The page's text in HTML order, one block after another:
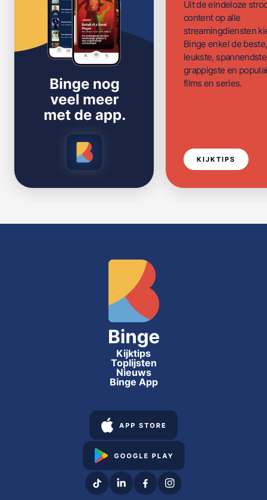
Uit de eindeloze
content op alle
streamingdiensten
Binge enkel de beste,
leukste,
grappigste en
films en series.
KIJKTIPS
Kijktips
Toplijsten
Nieuws
Binge App